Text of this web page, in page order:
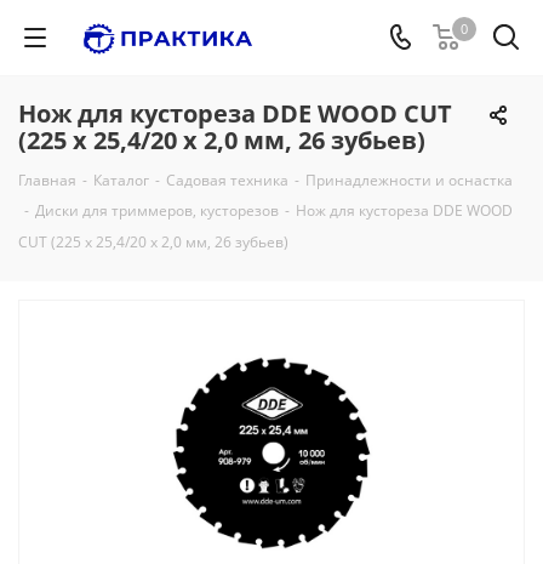
0
Нож для кустореза DDE WOOD CUT
(225 x 25,4/20 x 2,0 мм, 26 зубьев)
Главная - Каталог - Садовая техника - Принадлежности и оснастка
- Диски для триммеров, кусторезов - Нож для кустореза DDE WOOD
CUT (225 x 25,4/20 x 2,0 мм, 26 зубьев)